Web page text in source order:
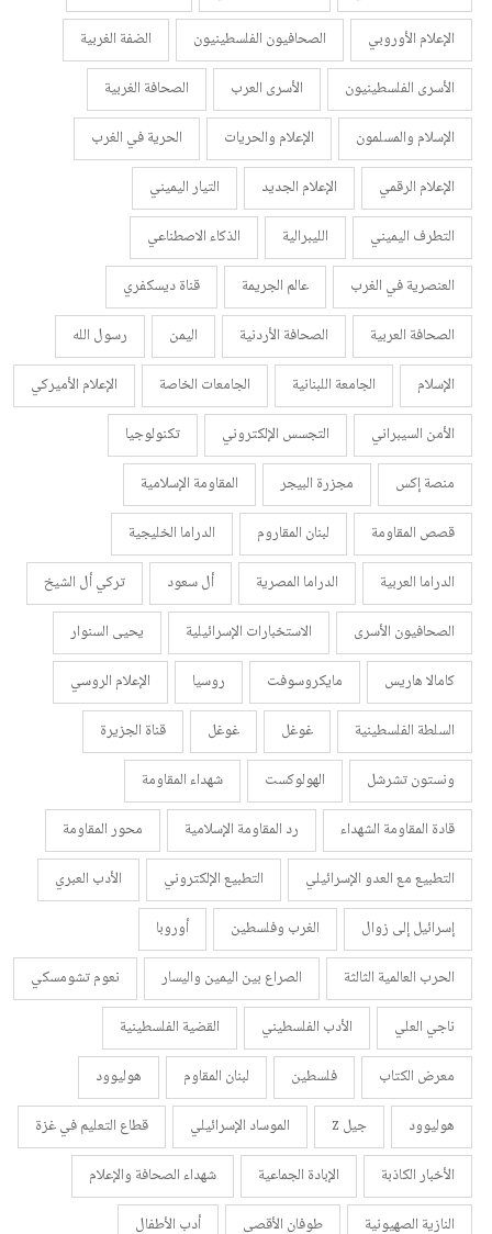
الإعلام الأوروبي
الصحافيون الفلسطينيون
الضفة الغربية
الأسرى الفلسطينيون
الأسرى العرب
الصحافة الغربية
الإسلام والمسلمون
الإعلام والحريات
الحرية في الغرب
الإعلام الرقمي
الإعلام الجديد
التيار اليميني
التطرف اليميني
الليبرالية
الذكاء الاصطناعي
العنصرية في الغرب
عالم الجريمة
قناة ديسكفري
الصحافة العربية
الصحافة الأردنية اليمن
رسول الله
الإسلام
الجامعة اللبنانية الجامعات الخاصة
الإعلام الأميركي
الأمن السيبراني
التجسس الإلكتروني
تكنولوجيا
منصة إكس
مجزرة البيجر
المقاومة الإسلامية
قصص المقاومة
لبنان المقاروم
الدراما الخليجية
الدراما العربية
الدراما المصرية أل سعود
تركي أل الشيخ
الصحافيون الأسرى
الاستخبارات الإسرائيلية
يحيى السنوار
كامالا هاريس
مايكروسوفت روسيا
الإعلام الروسي
السلطة الفلسطينية
غوغل غوغل
قناة الجزيرة
ونستون تشرشل
الهولوكست
شهداء المقاومة
قادة المقاومة الشهداء
رد المقاومة الإسلامية
محور المقاومة
التطبيع مع العدو الإسرائيلي
التطبيع الإلكتروني
الأدب العبري
إسرائيل إلى زوال
الغرب وفلسطين
أوروبا
الحرب العالمية الثالثة
الصراع بين اليمين واليسار
نعوم تشومسكي
ناجي العلي
الأدب الفلسطيني
القضية الفلسطينية
معرض الكتاب
فلسطين لبنان المقاوم
هوليوود
هوليوود
جيل z الموساد الإسرائيلي
قطاع التعليم في غزة
الأخبار الكاذبة
الإبادة الجماعية
شهداء الصحافة والإعلام
النازية الصهيونية
طوفان الأقصى
أدب الأطفال